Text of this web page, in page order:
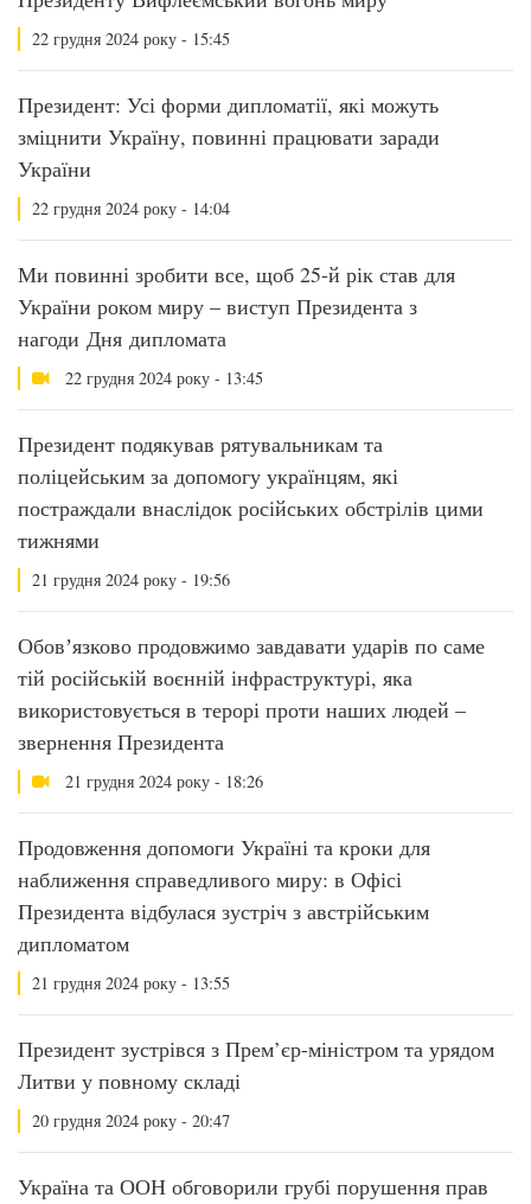
22 грудня 2024 року - 15:45
Президент: Усі форми дипломатії, які можуть
зміцнити Україну, повинні працювати заради
України
22 грудня 2024 року - 14:04
Ми повинні зробити все, щоб 25-й рік став для
України роком миру – виступ Президента з
нагоди Дня дипломата
22 грудня 2024 року - 13:45
Президент подякував рятувальникам та
поліцейським за допомогу українцям, які
постраждали внаслідок російських обстрілів цими
тижнями
21 грудня 2024 року - 19:56
Обовʼязково продовжимо завдавати ударів по саме
тій російській воєнній інфраструктурі, яка
використовується в терорі проти наших людей –
звернення Президента
21 грудня 2024 року - 18:26
Продовження допомоги Україні та кроки для
наближення справедливого миру: в Офісі
Президента відбулася зустріч з австрійським
дипломатом
21 грудня 2024 року - 13:55
Президент зустрівся з Прем’єр-міністром та урядом
Литви у повному складі
20 грудня 2024 року - 20:47
Україна та ООН обговорили грубі порушення прав